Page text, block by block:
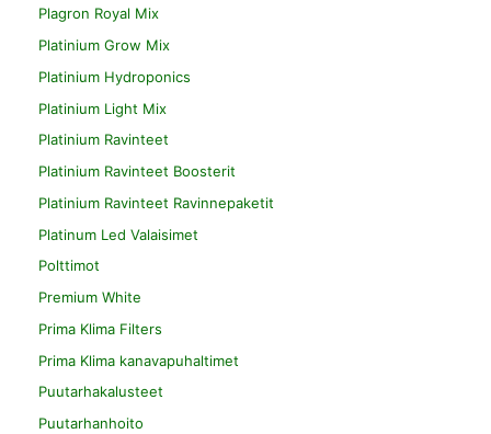
Plagron Royal Mix
Platinium Grow Mix
Platinium Hydroponics
Platinium Light Mix
Platinium Ravinteet
Platinium Ravinteet Boosterit
Platinium Ravinteet Ravinnepaketit
Platinum Led Valaisimet
Polttimot
Premium White
Prima Klima Filters
Prima Klima kanavapuhaltimet
Puutarhakalusteet
Puutarhanhoito